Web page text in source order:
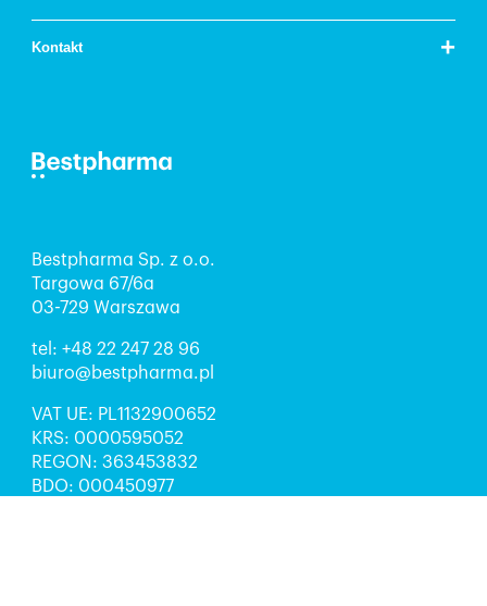
Kontakt +
Bestpharma Sp. z o.o.
Targowa 67/6a
03-729 Warszawa
tel: +48 22 247 28 96
biuro@bestpharma.pl
VAT UE: PL1132900652
KRS: 0000595052
REGON: 363453832
BDO: 000450977